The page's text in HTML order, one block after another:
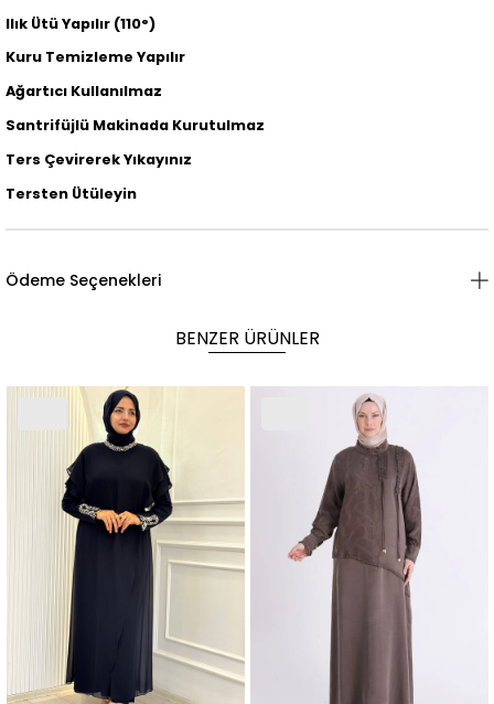
Ilık Ütü Yapılır (110°)
Kuru Temizleme Yapılır
Ağartıcı Kullanılmaz
Santrifüjlü Makinada Kurutulmaz
Ters Çevirerek Yıkayınız
Tersten Ütüleyin
Ödeme Seçenekleri
BENZER ÜRÜNLER